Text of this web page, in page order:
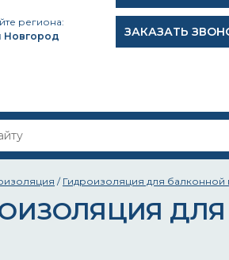
ЗАКАЗАТЬ
региона:
Новгород
/ Гидроизоляция для балконной